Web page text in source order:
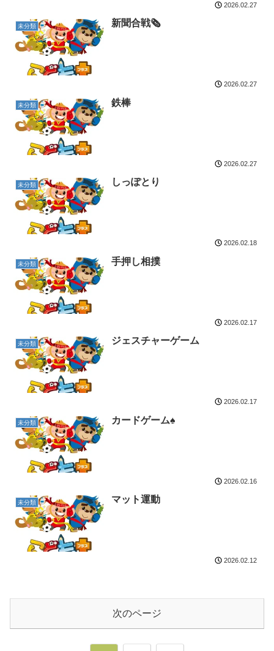
2026.02.27
未分類 新聞合戦🗞
2026.02.27
未分類 鉄棒
2026.02.27
未分類 しっぽとり
2026.02.18
未分類 手押し相撲
2026.02.17
未分類 ジェスチャーゲーム
2026.02.17
未分類 カードゲーム♠
2026.02.16
未分類 マット運動
2026.02.12
次のページ